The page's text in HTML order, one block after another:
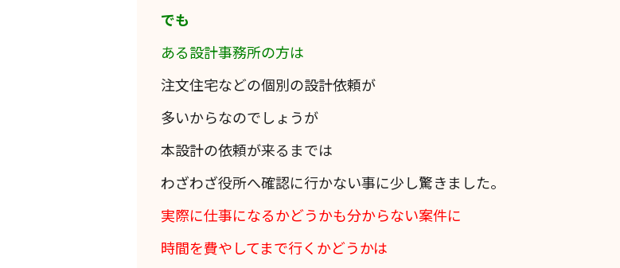
でも
ある設計事務所の方は
注文住宅などの個別の設計依頼が
多いからなのでしょうが
本設計の依頼が来るまでは
わざわざ役所へ確認に行かない事に少し驚きました。
実際に仕事になるかどうかも分からない案件に
時間を費やしてまで行くかどうかは